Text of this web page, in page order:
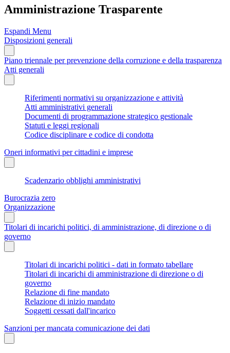
Amministrazione Trasparente
Espandi Menu
Disposizioni generali
Piano triennale per prevenzione della corruzione e della trasparenza
Atti generali
Riferimenti normativi su organizzazione e attività
Atti amministrativi generali
Documenti di programmazione strategico gestionale
Statuti e leggi regionali
Codice disciplinare e codice di condotta
Oneri informativi per cittadini e imprese
Scadenzario obblighi amministrativi
Burocrazia zero
Organizzazione
Titolari di incarichi politici, di amministrazione, di direzione o di
governo
Titolari di incarichi politici - dati in formato tabellare
Titolari di incarichi di amministrazione di direzione o di
governo
Relazione di fine mandato
Relazione di inizio mandato
Soggetti cessati dall'incarico
Sanzioni per mancata comunicazione dei dati